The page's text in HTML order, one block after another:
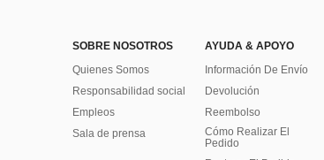
SOBRE NOSOTROS
Quienes Somos
Responsabilidad social
Empleos
Sala de prensa
AYUDA & APOYO
Información De Envío
Devolución
Reembolso
Cómo Realizar El
Pedido